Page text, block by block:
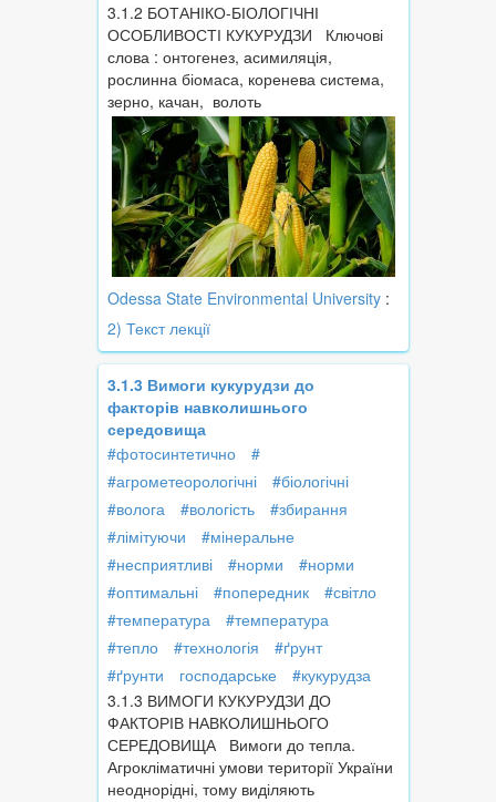
3.1.2 БОТАНІКО-БІОЛОГІЧНІ
ОСОБЛИВОСТІ КУКУРУДЗИ Ключові
слова : онтогенез, асимиляція,
рослинна біомаса, коренева система,
зерно, качан, волоть
Odessa State Environmental University :
2) Текст лекції
3.1.3 Вимоги кукурудзи до
факторів навколишнього
середовища
#фотосинтетично
#
#агрометеорологічні
#біологічні
#волога
#вологість
#збирання
#лімітуючи
#мінеральне
#несприятливі
#норми
#норми
#оптимальні
#попередник
#світло
#температура
#температура
#тепло
#технологія
#ґрунт
#ґрунти
господарське
#кукурудза
3.1.3 ВИМОГИ КУКУРУДЗИ ДО
ФАКТОРІВ НАВКОЛИШНЬОГО
СЕРЕДОВИЩА Вимоги до тепла.
Агрокліматичні умови території України
неоднорідні, тому виділяють